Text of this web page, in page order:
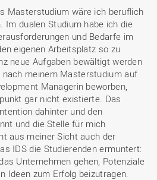
Masterstudium wäre ich beruflich
Im dualen Studium habe ich die
und Bedarfe im
eigenen Arbeitsplatz so zu
neue Aufgaben bewältigt werden
nach meinem Masterstudium auf
Managerin beworben,
gar nicht existierte. Das
dahinter und den
und die Stelle für mich
aus meiner Sicht auch der
IDS die Studierenden ermuntert:
Unternehmen gehen, Potenziale
Ideen zum Erfolg beizutragen.